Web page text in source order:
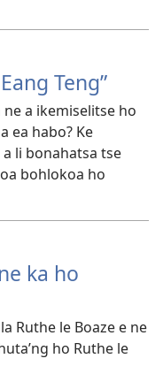
Teng”
ne a ikemiselitse ho
ea habo? Ke
li bonahatsa tse
bohlokoa ho
ka ho
Ruthe le Boaze e ne
ho Ruthe le